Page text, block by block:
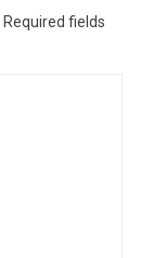
Required fields